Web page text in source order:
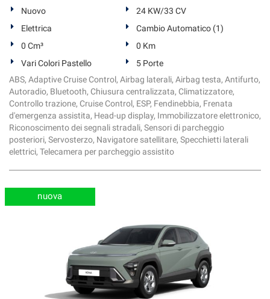
Nuovo
24 KW/33 CV
Elettrica
Cambio Automatico (1)
0 Cm³
0 Km
Vari Colori Pastello
5 Porte
ABS, Adaptive Cruise Control, Airbag laterali, Airbag testa, Antifurto,
Autoradio, Bluetooth, Chiusura centralizzata, Climatizzatore,
Controllo trazione, Cruise Control, ESP, Fendinebbia, Frenata
d'emergenza assistita, Head-up display, Immobilizzatore elettronico,
Riconoscimento dei segnali stradali, Sensori di parcheggio
posteriori, Servosterzo, Navigatore satellitare, Specchietti laterali
elettrici, Telecamera per parcheggio assistito
nuova